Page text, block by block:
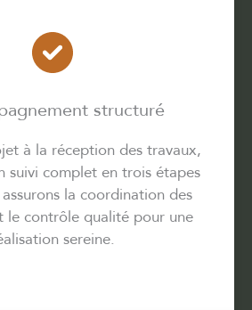
structuré
à la réception des travaux,
suivi complet en trois étapes
la coordination des
le contrôle qualité pour une
sereine.